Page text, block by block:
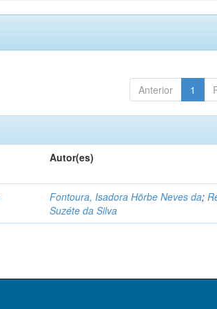
Anterior 1
Autor(es)
Fontoura, Isadora Hörbe Neves da;
Suzéte da Silva